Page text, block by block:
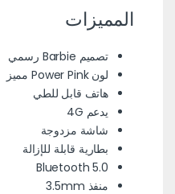
المميزات
تصميم Barbie رسمي
لون Power Pink مميز
هاتف قابل للطي
يدعم 4G
شاشة مزدوجة
بطارية قابلة للإزالة
Bluetooth 5.0
منفذ 3.5mm